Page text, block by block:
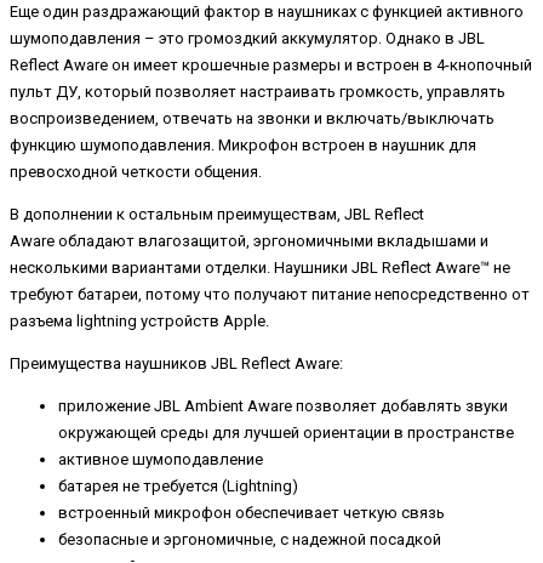
Еще один раздражающий фактор в наушниках с функцией активного
шумоподавления – это громоздкий аккумулятор. Однако в JBL
Reflect Aware он имеет крошечные размеры и встроен в 4-кнопочный
пульт ДУ, который позволяет настраивать громкость, управлять
воспроизведением, отвечать на звонки и включать/выключать
функцию шумоподавления. Микрофон встроен в наушник для
превосходной четкости общения.
В дополнении к остальным преимуществам, JBL Reflect
Aware обладают влагозащитой, эргономичными вкладышами и
несколькими вариантами отделки. Наушники JBL Reflect Aware™ не
требуют батареи, потому что получают питание непосредственно от
разъема lightning устройств Apple.
Преимущества наушников JBL Reflect Aware:
приложение JBL Ambient Aware позволяет добавлять звуки
окружающей среды для лучшей ориентации в пространстве
активное шумоподавление
батарея не требуется (Lightning)
встроенный микрофон обеспечивает четкую связь
безопасные и эргономичные, с надежной посадкой